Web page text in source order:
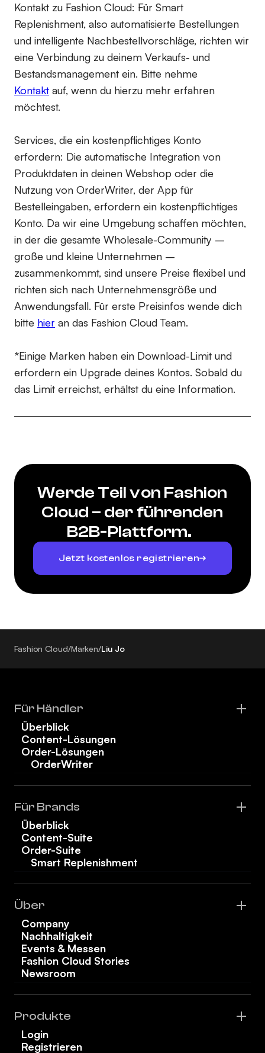
Kontakt zu Fashion Cloud: Für Smart
Replenishment, also automatisierte Bestellungen
und intelligente Nachbestellvorschläge, richten wir
eine Verbindung zu deinem Verkaufs- und
Bestandsmanagement ein. Bitte nehme
Kontakt auf, wenn du hierzu mehr erfahren
möchtest.
Services, die ein kostenpflichtiges Konto
erfordern: Die automatische Integration von
Produktdaten in deinen Webshop oder die
Nutzung von OrderWriter, der App für
Bestelleingaben, erfordern ein kostenpflichtiges
Konto. Da wir eine Umgebung schaffen möchten,
in der die gesamte Wholesale-Community –
große und kleine Unternehmen –
zusammenkommt, sind unsere Preise flexibel und
richten sich nach Unternehmensgröße und
Anwendungsfall. Für erste Preisinfos wende dich
bitte hier an das Fashion Cloud Team.
*Einige Marken haben ein Download-Limit und
erfordern ein Upgrade deines Kontos. Sobald du
das Limit erreichst, erhältst du eine Information.
Werde Teil von Fashion
Cloud – der führenden
B2B-Plattform.
Jetzt kostenlos registrieren
Fashion Cloud/Marken/Liu Jo
Für Händler
Überblick
Content-Lösungen
Order-Lösungen
OrderWriter
Für Brands
Überblick
Content-Suite
Order-Suite
Smart Replenishment
Über
Company
Nachhaltigkeit
Events & Messen
Fashion Cloud Stories
Newsroom
Produkte
Login
Registrieren